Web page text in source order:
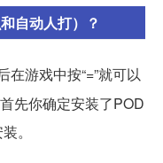
自动人打）？
在游戏中按“=”就可以
先你确定安装了POD
。